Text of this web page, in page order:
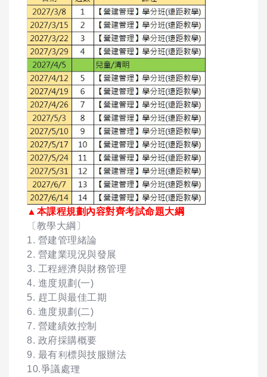
▲本課程規劃內容對齊考試命題大綱
〔教學大綱〕
1. 營建管理緒論
2. 營建業現況與發展
3. 工程經濟與財務管理
4. 進度規劃(一)
5. 趕工與最佳工期
6. 進度規劃(二)
7. 營建績效控制
8. 政府採購概要
9. 最有利標與技服辦法
10.爭議處理